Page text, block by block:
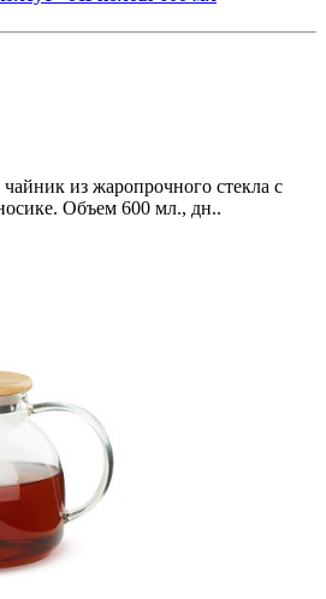
из жаропрочного стекла с
Объем 600 мл., дн..